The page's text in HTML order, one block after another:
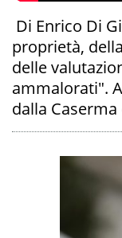
Di Enrico Di
proprietà,
delle
ammalorati".
dalla Caserma